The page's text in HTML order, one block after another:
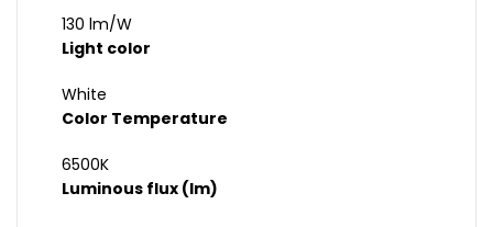
130 lm/W
Light color
White
Color Temperature
6500K
Luminous flux (lm)